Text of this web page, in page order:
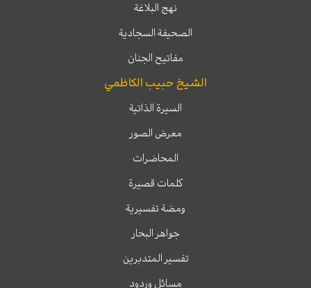
نهج البلاغة
الصحيفة السجادية
مفاتيح الجنان
الشيخ حبيب الكاظمي
السيرة الذاتية
معرض الصور
المحاضرات
كلمات قصيرة
ومضة تفسيرية
جواهر البحار
تفسير المتدبرين
مسائل وردود